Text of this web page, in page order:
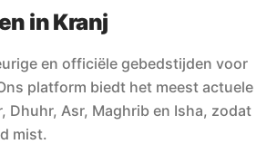
in Kranj
en officiële gebedstijden voor
platform biedt het meest actuele
Dhuhr, Asr, Maghrib en Isha, zodat
mist.